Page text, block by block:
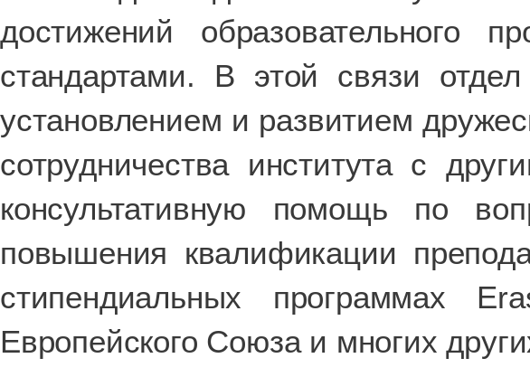
достижений образовательного
стандартами. В этой связи отдел
установлением и развитием
сотрудничества института с
консультативную помощь по
повышения квалификации
стипендиальных программах
Европейского Союза и многих